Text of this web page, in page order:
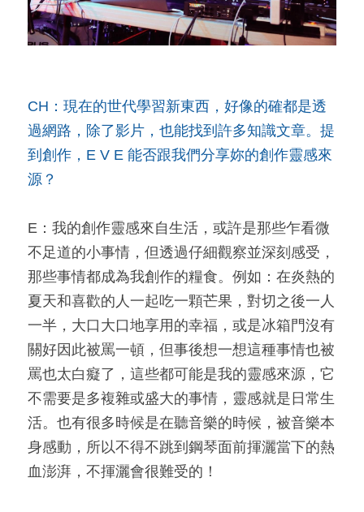
CH：現在的世代學習新東西，好像的確都是透
過網路，除了影片，也能找到許多知識文章。提
到創作，E V E 能否跟我們分享妳的創作靈感來
源？
E：我的創作靈感來自生活，或許是那些乍看微
不足道的小事情，但透過仔細觀察並深刻感受，
那些事情都成為我創作的糧食。例如：在炎熱的
夏天和喜歡的人一起吃一顆芒果，對切之後一人
一半，大口大口地享用的幸福，或是冰箱門沒有
關好因此被罵一頓，但事後想一想這種事情也被
罵也太白癡了，這些都可能是我的靈感來源，它
不需要是多複雜或盛大的事情，靈感就是日常生
活。也有很多時候是在聽音樂的時候，被音樂本
身感動，所以不得不跳到鋼琴面前揮灑當下的熱
血澎湃，不揮灑會很難受的！